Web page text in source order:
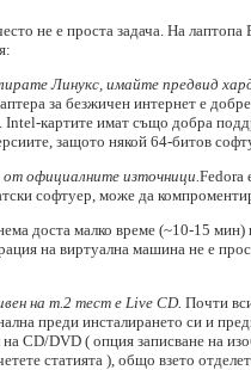
не е проста задача. На
Линукс, имайте предвид
за безжичен интернет е
Intel-картите имат също добра
защото някой 64-битов
официалните източници. Fedora
софтуер, може да
доста малко време (~10-15
на виртуална машина не е
на т.2 тест е Live CD. Почти
преди инсталирането си и
CD/DVD ( опция записване на
статията ), общо взето